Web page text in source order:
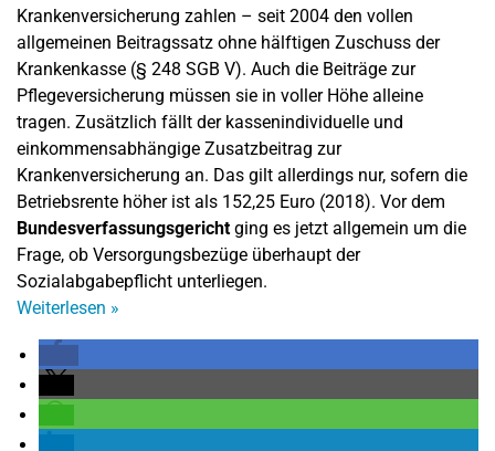
Krankenversicherung zahlen – seit 2004 den vollen
allgemeinen Beitragssatz ohne hälftigen Zuschuss der
Krankenkasse (§ 248 SGB V). Auch die Beiträge zur
Pflegeversicherung müssen sie in voller Höhe alleine
tragen. Zusätzlich fällt der kassenindividuelle und
einkommensabhängige Zusatzbeitrag zur
Krankenversicherung an. Das gilt allerdings nur, sofern die
Betriebsrente höher ist als 152,25 Euro (2018). Vor dem
Bundesverfassungsgerichtging es jetzt allgemein um die
Frage, ob Versorgungsbezüge überhaupt der
Sozialabgabepflicht unterliegen.
Weiterlesen »